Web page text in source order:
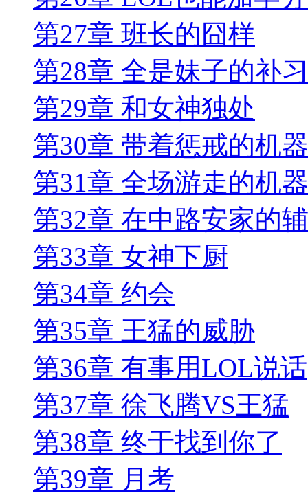
第27章 班长的囧样
第28章 全是妹子的补
第29章 和女神独处
第30章 带着惩戒的机
第31章 全场游走的机
第32章 在中路安家的
第33章 女神下厨
第34章 约会
第35章 王猛的威胁
第36章 有事用LOL说话
第37章 徐飞腾VS王猛
第38章 终于找到你了
第39章 月考